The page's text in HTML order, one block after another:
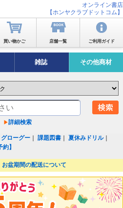
オンライン書店
【ホンヤクラブドットコム】
買い物かご 店舗一覧 ご利用ガイド
雑誌 その他商材
詳細検索
グローグー ｜課題図書 ｜夏休みドリル｜
】
お盆期間の配送について